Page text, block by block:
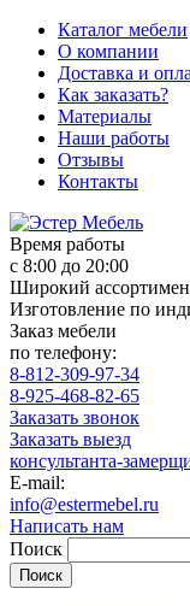
Каталог мебели
О компании
Доставка и
Как заказать?
Материалы
Наши работы
Отзывы
Контакты
Время работы
с 8:00 до 20:00
Широкий
Изготовление по
Заказ мебели
по телефону:
8-812-309-97-34
8-925-468-82-65
Заказать звонок
Заказать выезд
консультанта-
E-mail:
info@estermebel.ru
Написать нам
Поиск